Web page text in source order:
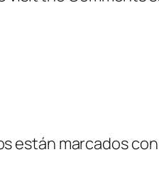
están marcados